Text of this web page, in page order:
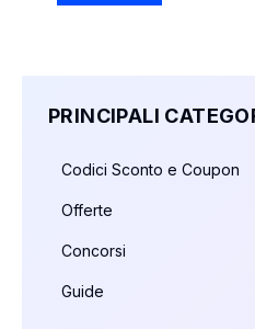
PRINCIPALI
Codici Sconto e Coupon
Offerte
Concorsi
Guide